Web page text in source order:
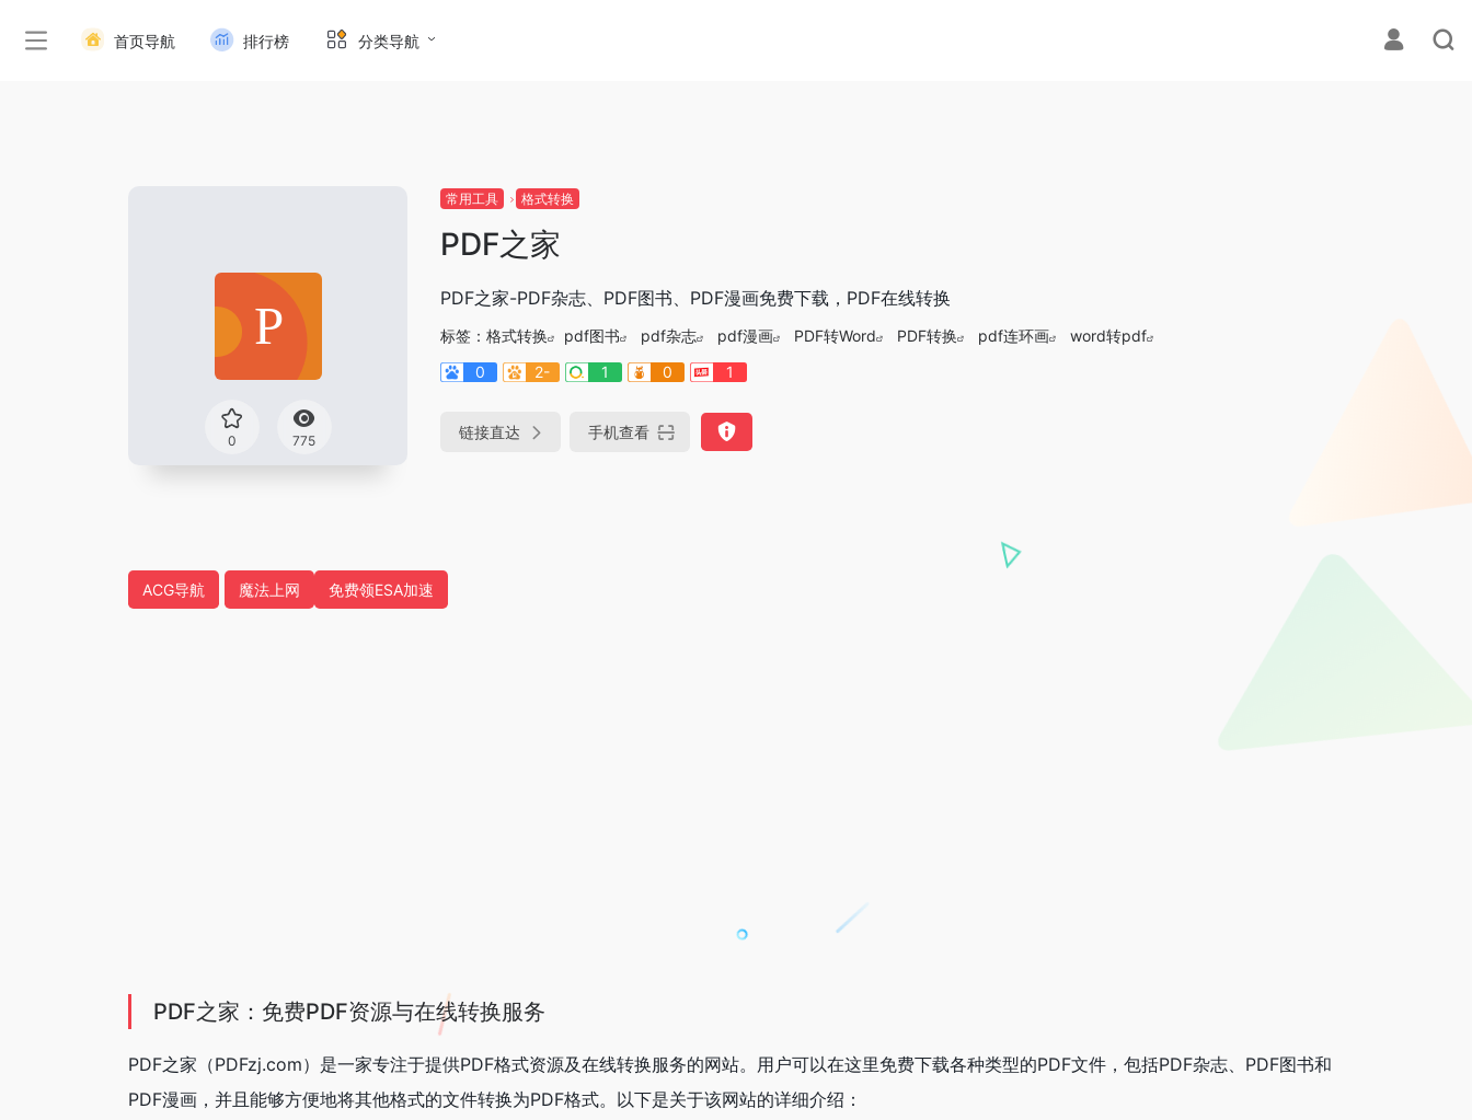
首页导航 排行榜 分类导航
0 775
常用工具 格式转换
PDF之家
PDF之家-PDF杂志、PDF图书、PDF漫画免费下载，PDF在线转换
标签： 格式转换 pdf图书 pdf杂志 pdf漫画 PDF转Word PDF转换 pdf连环画
word转pdf
0
2- 1 0 1
链接直达 手机查看
ACG导航 魔法上网 免费领ESA加速
PDF之家：免费PDF资源与在线转换服务
PDF之家（PDFzj.com）是一家专注于提供PDF格式资源及在线转换服务的网站。用户可以在这里免费下载各种类型的PDF文件，包括PDF杂志、PDF图书和
PDF漫画，并且能够方便地将其他格式的文件转换为PDF格式。以下是关于该网站的详细介绍：